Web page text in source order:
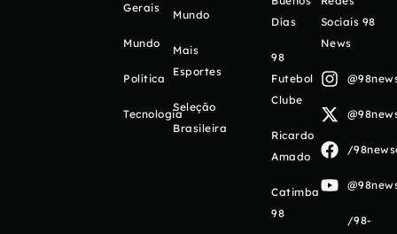
Gerais
Mundo
Política
Tecnologia
Mundo
Mais
Esportes
Seleção
Brasileira
Días
98
Futebol
Clube
Ricardo
Amado
Catimba
98
Sociais 98
News
/
/98-